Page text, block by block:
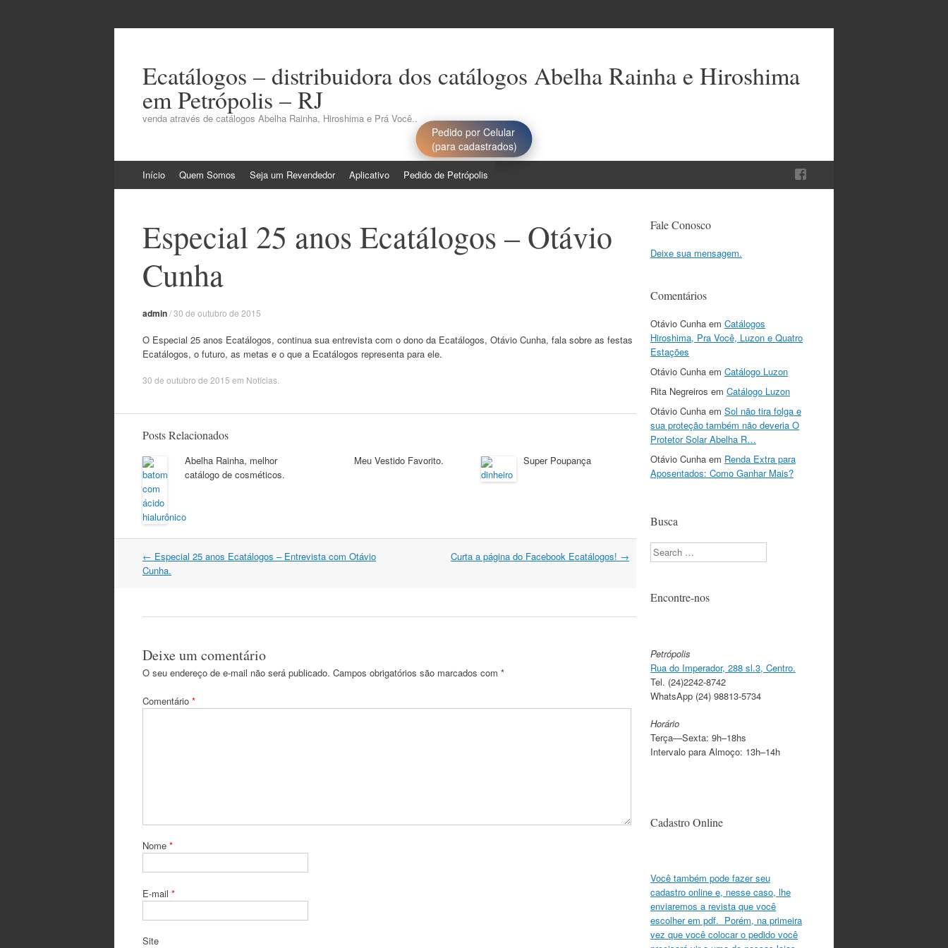
Pedido por Celular
(para cadastrados)
Ecatálogos – distribuidora dos catálogos Abelha Rainha e Hiroshima
em Petrópolis – RJ
venda através de catálogos Abelha Rainha, Hiroshima e Prá Você..
para
Início Quem Somos Seja um Revendedor Aplicativo Pedido de Petrópolis
Especial 25 anos Ecatálogos – Otávio
Cunha
admin/30 de outubro de 2015
O Especial 25 anos Ecatálogos, continua sua entrevista com o dono da Ecatálogos, Otávio Cunha, fala sobre as festas
Ecatálogos, o futuro, as metas e o que a Ecatálogos representa para ele.
30 de outubro de 2015 em Notícias
Posts Relacionados
Abelha Rainha, melhor
catálogo de cosméticos.
Meu Vestido Favorito. Super Poupança
Navegação
do
← Especial 25 anos Ecatálogos – Entrevista com Otávio
Cunha.
Curta a página do Facebook Ecatálogos! →
Deixe um comentário
O seu endereço de e-mail não será publicado. Campos obrigatórios são marcados com *
Comentário *
Nome *
E-mail *
Site
Fale Conosco
Deixe sua mensagem.
Comentários
Otávio Cunha em Catálogos
Hiroshima, Pra Você, Luzon e Quatro
Estações
Otávio Cunha em Catálogo Luzon
Rita Negreiros em Catálogo Luzon
Otávio Cunha em Sol não tira folga e
sua proteção também não deveria O
Protetor Solar Abelha R…
Otávio Cunha em Renda Extra para
Aposentados: Como Ganhar Mais?
Busca
Search
Encontre-nos
Petrópolis
Rua do Imperador, 288 sl.3, Centro.
Tel. (24)2242-8742
WhatsApp (24) 98813-5734
Horário
Terça—Sexta: 9h–18hs
Intervalo para Almoço: 13h–14h
Cadastro Online
Você também pode fazer seu
cadastro online e, nesse caso, lhe
enviaremos a revista que você
escolher em pdf. Porém, na primeira
vez que você colocar o pedido você